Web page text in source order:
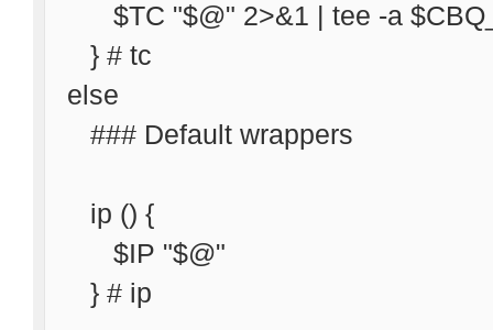
$TC "$@" 2>&1 | tee -a
} # tc
else
### Default wrappers
ip () {
$IP "$@"
} # ip